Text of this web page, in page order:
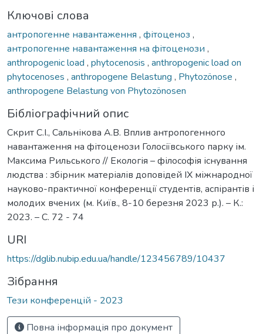
Ключові слова
антропогенне навантаження , фітоценоз ,
антропогенне навантаження на фітоценози ,
anthropogenic load , phytocenosis , anthropogenic load on
phytocenoses , anthropogene Belastung , Phytozönose ,
anthropogene Belastung von Phytozönosen
Бібліографічний опис
Скрит С.І., Сальнікова А.В. Вплив антропогенного
навантаження на фітоценози Голосіївського парку ім.
Максима Рильського // Екологія – філософія існування
людства : збірник матеріалів доповідей ІХ міжнародної
науково-практичної конференції студентів, аспірантів і
молодих вчених (м. Київ., 8-10 березня 2023 р.). – К.:
2023. – С. 72 - 74
URI
https://dglib.nubip.edu.ua/handle/123456789/10437
Зібрання
Тези конференцій - 2023
Повна інформація про документ